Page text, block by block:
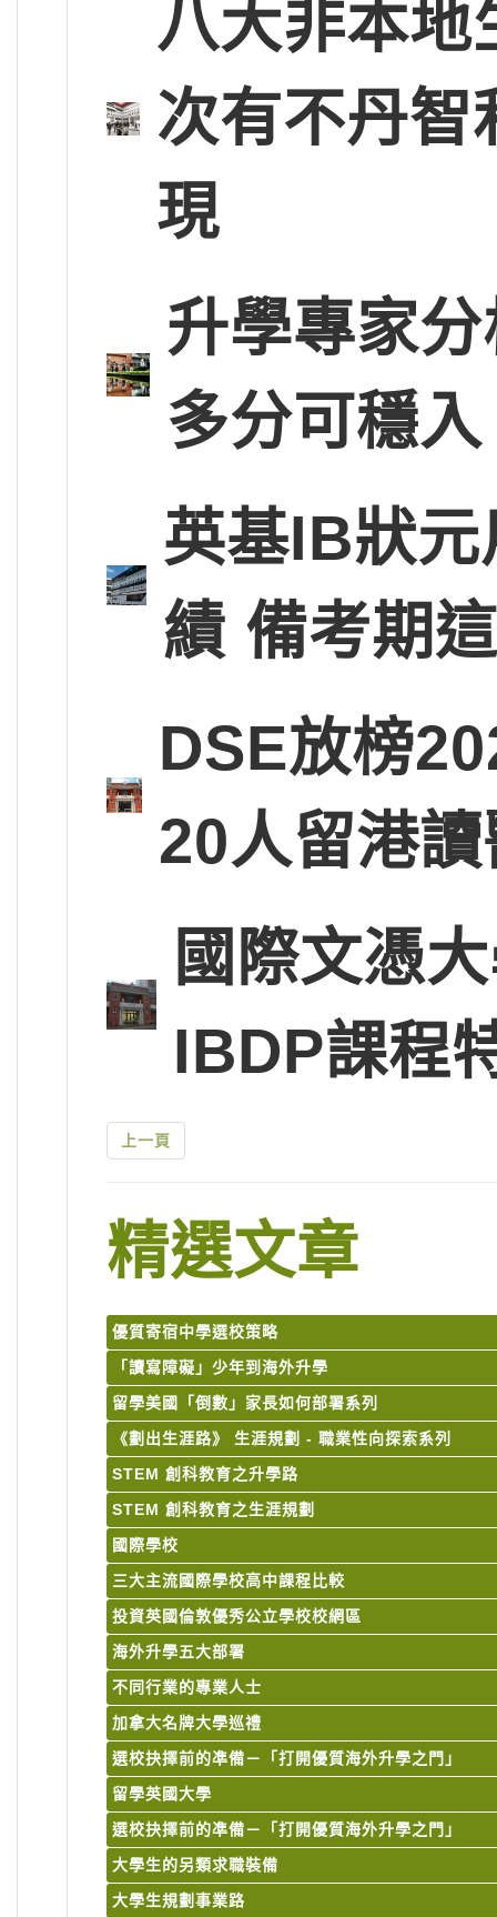
八大非本地
次有不丹智
現
升學專家
多分可穩
英基IB狀
績 備考期
DSE放榜
20人留港
國際文憑
IBDP課程
上一頁
精選文章
優質寄宿中學選校策略
「讀寫障礙」少年到海外升學
留學美國「倒數」家長如何部署系列
《劃出生涯路》 生涯規劃 - 職業性向探索系列
STEM 創科教育之升學路
STEM 創科教育之生涯規劃
國際學校
三大主流國際學校高中課程比較
投資英國倫敦優秀公立學校校網區
海外升學五大部署
不同行業的專業人士
加拿大名牌大學巡禮
選校抉擇前的凖備－「打開優質海外升學之門」
留學英國大學
選校抉擇前的凖備－「打開優質海外升學之門」
大學生的另類求職裝備
大學生規劃事業路